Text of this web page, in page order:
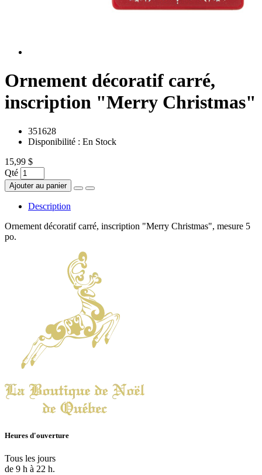
Ornement décoratif carré,
inscription "Merry Christmas"
351628
Disponibilité : En Stock
15,99 $
Qté
Ajouter au panier
Description
Ornement décoratif carré, inscription "Merry Christmas", mesure 5
po.
Heures d'ouverture
Tous les jours
de 9 h à 22 h.